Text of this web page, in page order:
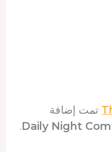
تمت إضافة
Daily Night
.